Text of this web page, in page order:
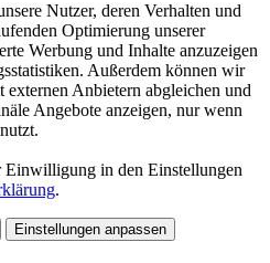
Nutzer, deren Verhalten und
Optimierung unserer
Werbung und Inhalte anzuzeigen
Außerdem können wir
externen Anbietern abgleichen und
Angebote anzeigen, nur wenn
in den Einstellungen
.
Einstellungen anpassen